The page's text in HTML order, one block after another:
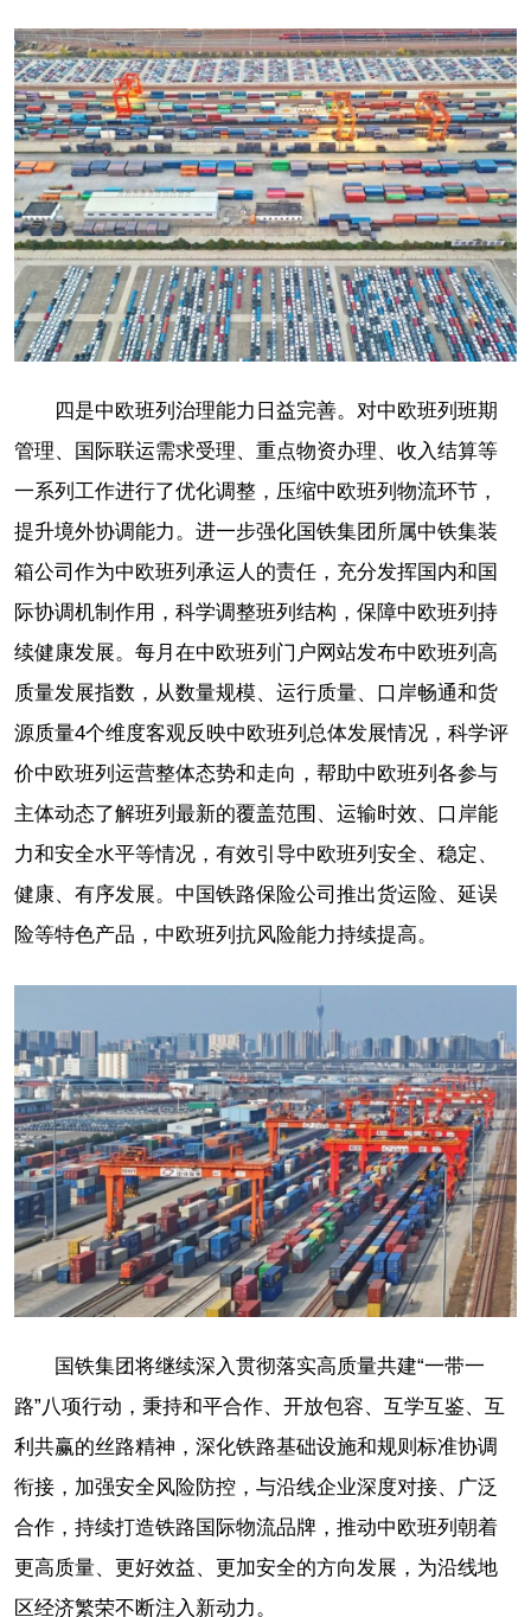
四是中欧班列治理能力日益完善。对中欧班列班期
管理、国际联运需求受理、重点物资办理、收入结算等
一系列工作进行了优化调整，压缩中欧班列物流环节，
提升境外协调能力。进一步强化国铁集团所属中铁集装
箱公司作为中欧班列承运人的责任，充分发挥国内和国
际协调机制作用，科学调整班列结构，保障中欧班列持
续健康发展。每月在中欧班列门户网站发布中欧班列高
质量发展指数，从数量规模、运行质量、口岸畅通和货
源质量4个维度客观反映中欧班列总体发展情况，科学评
价中欧班列运营整体态势和走向，帮助中欧班列各参与
主体动态了解班列最新的覆盖范围、运输时效、口岸能
力和安全水平等情况，有效引导中欧班列安全、稳定、
健康、有序发展。中国铁路保险公司推出货运险、延误
险等特色产品，中欧班列抗风险能力持续提高。
国铁集团将继续深入贯彻落实高质量共建“一带一
路”八项行动，秉持和平合作、开放包容、互学互鉴、互
利共赢的丝路精神，深化铁路基础设施和规则标准协调
衔接，加强安全风险防控，与沿线企业深度对接、广泛
合作，持续打造铁路国际物流品牌，推动中欧班列朝着
更高质量、更好效益、更加安全的方向发展，为沿线地
区经济繁荣不断注入新动力。